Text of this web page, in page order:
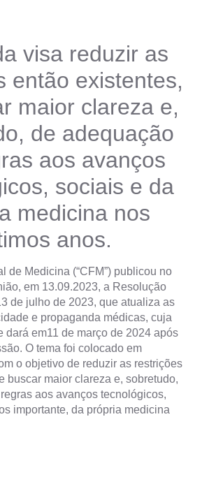
visa reduzir as
então existentes,
maior clareza e,
de adequação
aos avanços
sociais e da
medicina nos
anos.
de Medicina (“CFM”) publicou no
em 13.09.2023, a Resolução
de julho de 2023, que atualiza as
e propaganda médicas, cuja
dará em11 de março de 2024 após
O tema foi colocado em
o objetivo de reduzir as restrições
buscar maior clareza e, sobretudo,
aos avanços tecnológicos,
importante, da própria medicina